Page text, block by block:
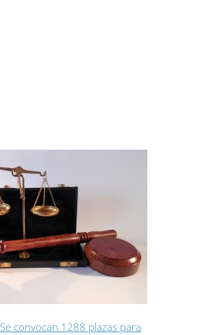
Se convocan 1288 plazas para